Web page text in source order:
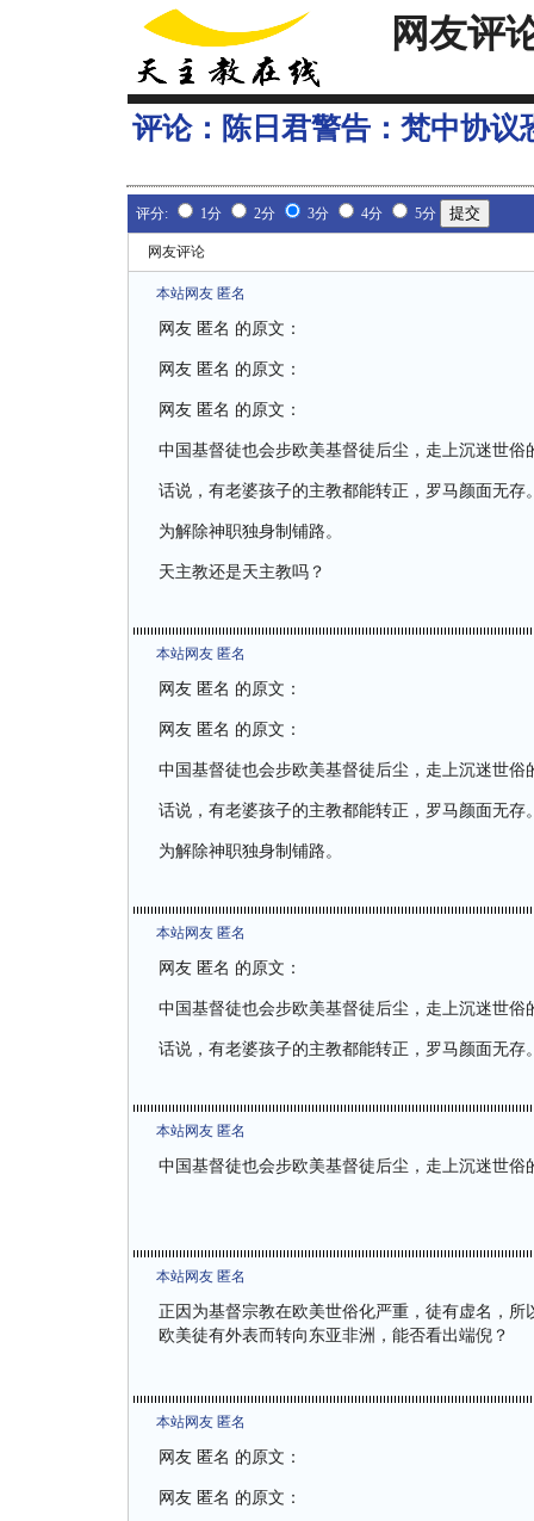
网友评
评论： 陈日君警告：梵中协议
评分: 1分 2分 3分 4分 5分
网友评论
本站网友 匿名
网友 匿名 的原文：
网友 匿名 的原文：
网友 匿名 的原文：
中国基督徒也会步欧美基督徒后尘，走上沉迷世
话说，有老婆孩子的主教都能转正，罗马颜面无存
为解除神职独身制铺路。
天主教还是天主教吗？
本站网友 匿名
网友 匿名 的原文：
网友 匿名 的原文：
中国基督徒也会步欧美基督徒后尘，走上沉迷世
话说，有老婆孩子的主教都能转正，罗马颜面无存
为解除神职独身制铺路。
本站网友 匿名
网友 匿名 的原文：
中国基督徒也会步欧美基督徒后尘，走上沉迷世
话说，有老婆孩子的主教都能转正，罗马颜面无存
本站网友 匿名
中国基督徒也会步欧美基督徒后尘，走上沉迷世
本站网友 匿名
正因为基督宗教在欧美世俗化严重，徒有虚名，
欧美徒有外表而转向东亚非洲，能否看出端倪？
本站网友 匿名
网友 匿名 的原文：
网友 匿名 的原文：